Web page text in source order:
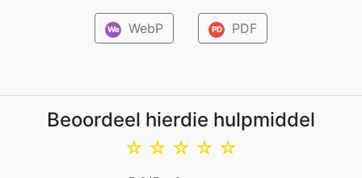
We WebP PD PDF
Beoordeel hierdie hulpmiddel
☆
☆
☆
☆
☆